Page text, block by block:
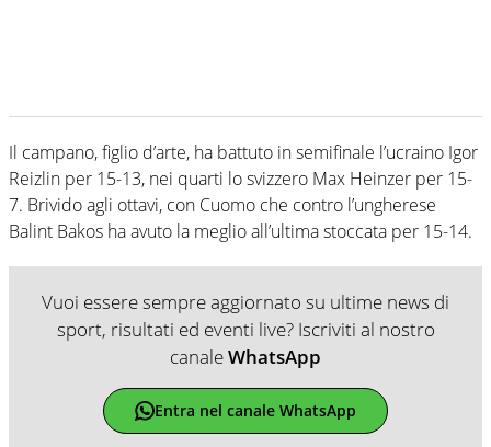
Il campano, figlio d’arte, ha battuto in semifinale l’ucraino Igor
Reizlin per 15-13, nei quarti lo svizzero Max Heinzer per 15-
7. Brivido agli ottavi, con Cuomo che contro l’ungherese
Balint Bakos ha avuto la meglio all’ultima stoccata per 15-14.
Vuoi essere sempre aggiornato su ultime news di
sport, risultati ed eventi live? Iscriviti al nostro
canaleWhatsApp
Entra nel canale WhatsApp